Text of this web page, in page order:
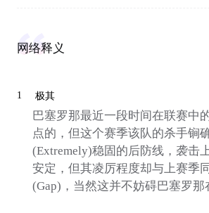
网络释义
1 极其
巴塞罗那最近一段时间在联赛中
点的，但这个赛季该队的杀手锏
(Extremely)稳固的后防线，袭击
安定，但其凌厉程度却与上赛季
(Gap)，当然这并不妨碍巴塞罗那